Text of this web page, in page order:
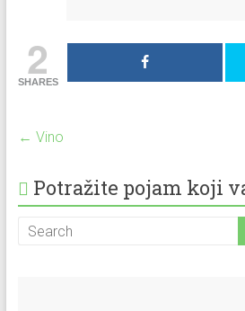
2
SHARES
← Vino
Potražite pojam koji